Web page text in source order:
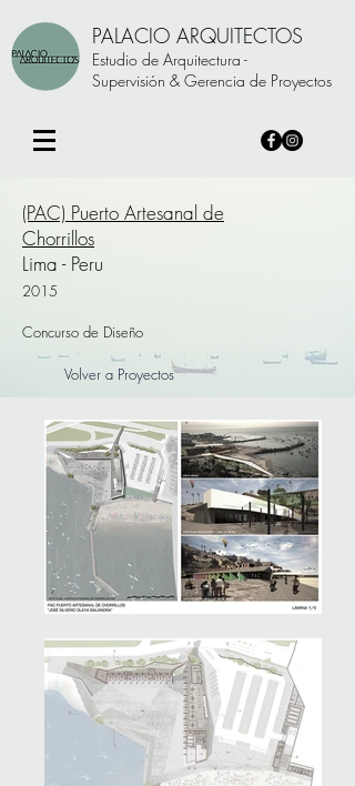
PALACIO ARQUITECTOS
Estudio de Arquitectura -
Supervisión & Gerencia de Proyectos
(PAC) Puerto Artesanal de
Chorrillos
Lima - Peru
2015
Concurso de Diseño
Volver a Proyectos